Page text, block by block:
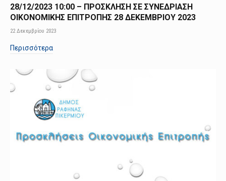
28/12/2023 10:00 – ΠΡΟΣΚΛΗΣΗ ΣΕ ΣΥΝΕΔΡΙΑΣΗ
ΟΙΚΟΝΟΜΙΚΗΣ ΕΠΙΤΡΟΠΗΣ 28 ΔΕΚΕΜΒΡΙΟΥ 2023
22 Δεκεμβρίου 2023
Περισσότερα